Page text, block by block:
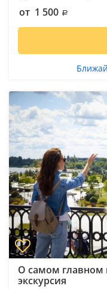
от 1 500
О самом главном
экскурсия